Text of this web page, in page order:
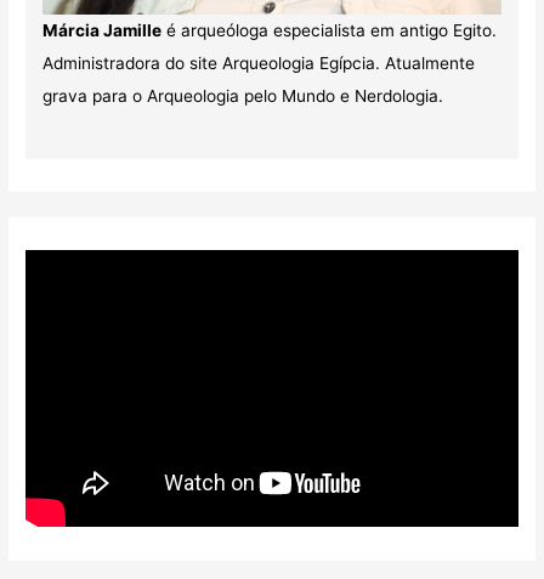
Márcia Jamilleé arqueóloga especialista em antigo Egito.
Administradora do site Arqueologia Egípcia. Atualmente
grava para o Arqueologia pelo Mundo e Nerdologia.